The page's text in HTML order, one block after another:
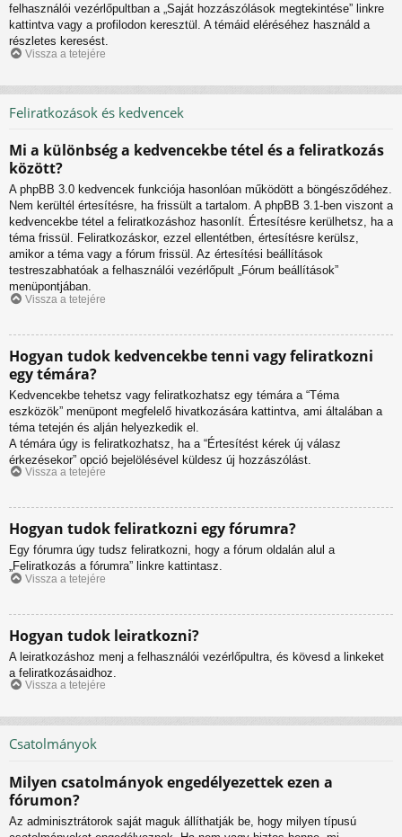
felhasználói vezérlőpultban a „Saját hozzászólások megtekintése” linkre
kattintva vagy a profilodon keresztül. A témáid eléréséhez használd a
részletes keresést.
Vissza a tetejére
Feliratkozások és kedvencek
Mi a különbség a kedvencekbe tétel és a feliratkozás
között?
A phpBB 3.0 kedvencek funkciója hasonlóan működött a böngésződéhez.
Nem kerültél értesítésre, ha frissült a tartalom. A phpBB 3.1-ben viszont a
kedvencekbe tétel a feliratkozáshoz hasonlít. Értesítésre kerülhetsz, ha a
téma frissül. Feliratkozáskor, ezzel ellentétben, értesítésre kerülsz,
amikor a téma vagy a fórum frissül. Az értesítési beállítások
testreszabhatóak a felhasználói vezérlőpult „Fórum beállítások”
menüpontjában.
Vissza a tetejére
Hogyan tudok kedvencekbe tenni vagy feliratkozni
egy témára?
Kedvencekbe tehetsz vagy feliratkozhatsz egy témára a “Téma
eszközök” menüpont megfelelő hivatkozására kattintva, ami általában a
téma tetején és alján helyezkedik el.
A témára úgy is feliratkozhatsz, ha a “Értesítést kérek új válasz
érkezésekor” opció bejelölésével küldesz új hozzászólást.
Vissza a tetejére
Hogyan tudok feliratkozni egy fórumra?
Egy fórumra úgy tudsz feliratkozni, hogy a fórum oldalán alul a
„Feliratkozás a fórumra” linkre kattintasz.
Vissza a tetejére
Hogyan tudok leiratkozni?
A leiratkozáshoz menj a felhasználói vezérlőpultra, és kövesd a linkeket
a feliratkozásaidhoz.
Vissza a tetejére
Csatolmányok
Milyen csatolmányok engedélyezettek ezen a
fórumon?
Az adminisztrátorok saját maguk állíthatják be, hogy milyen típusú